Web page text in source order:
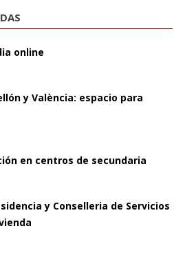
online
y València: espacio para
en centros de secundaria
y Conselleria de Servicios